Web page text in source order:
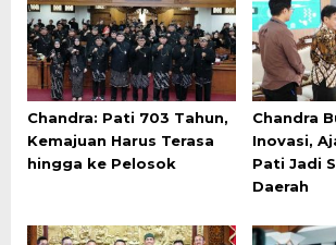
Chandra: Pati 703 Tahun,
Kemajuan Harus Terasa
hingga ke Pelosok
Chandra
Inovasi,
Pati Jadi
Daerah